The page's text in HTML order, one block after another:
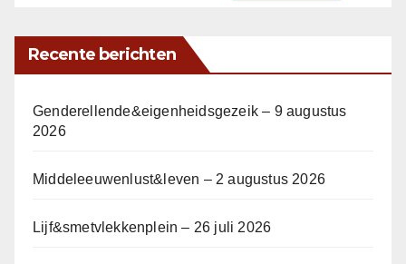
Recente berichten
Genderellende&eigenheidsgezeik – 9 augustus
2026
Middeleeuwenlust&leven – 2 augustus 2026
Lijf&smetvlekkenplein – 26 juli 2026